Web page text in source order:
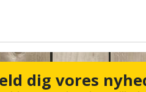
dig vores